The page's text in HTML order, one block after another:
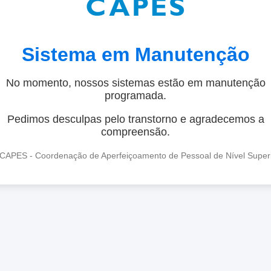
Sistema em Manutenção
No momento, nossos sistemas estão em manutenção
programada.
Pedimos desculpas pelo transtorno e agradecemos a
compreensão.
- Coordenação de Aperfeiçoamento de Pessoal de Nível